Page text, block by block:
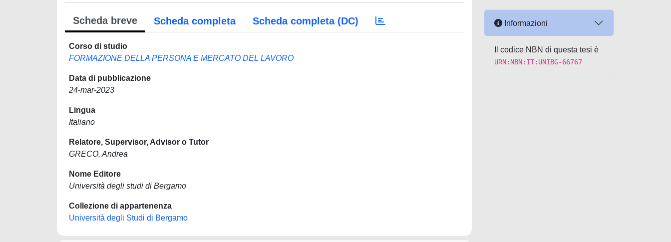
Scheda breve Scheda completa Scheda completa (DC)
Corso di studio
FORMAZIONE DELLA PERSONA E MERCATO DEL LAVORO
Data di pubblicazione
24-mar-2023
Lingua
Italiano
Relatore, Supervisor, Advisor o Tutor
GRECO, Andrea
Nome Editore
Università degli studi di Bergamo
Collezione di appartenenza
Università degli Studi di Bergamo
Informazioni
Il codice NBN di questa tesi è
URN:NBN:IT:UNIBG-66767